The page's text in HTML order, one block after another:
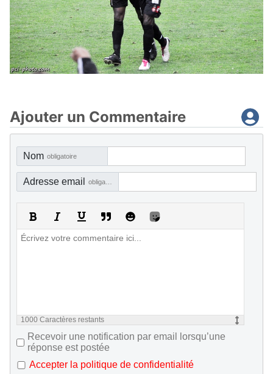
Ajouter un Commentaire
Nom obligatoire
Adresse email
1000 Caractères restants
Recevoir une notification par email lorsqu’une
réponse est postée
Accepter la politique de confidentialité